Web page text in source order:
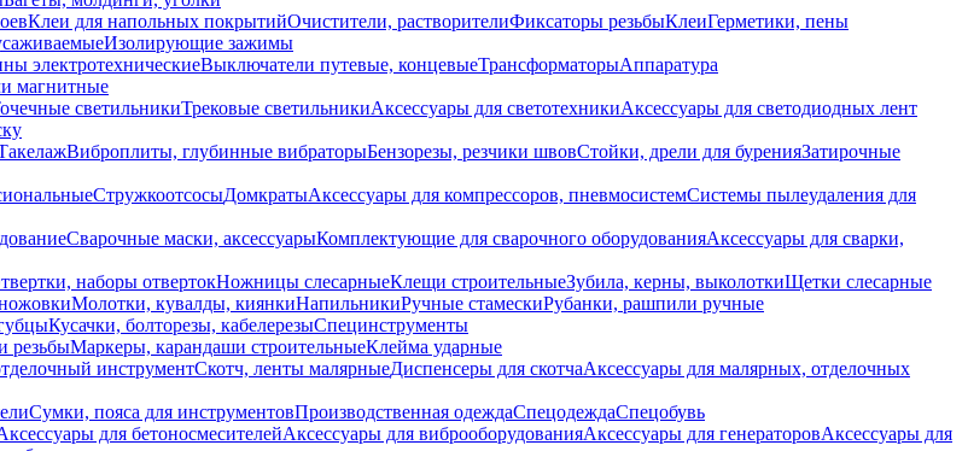
Клеи для напольных покрытийОчистители, растворителиФиксаторы резьбыКлеиГерметики, пены
Изолирующие зажимы
электротехническиеВыключатели путевые, концевыеТрансформаторыАппаратура
магнитные
светильникиТрековые светильникиАксессуары для светотехникиАксессуары для светодиодных лент
Виброплиты, глубинные вибраторыБензорезы, резчики швовСтойки, дрели для буренияЗатирочные
СтружкоотсосыДомкратыАксессуары для компрессоров, пневмосистемСистемы пылеудаления для
Сварочные маски, аксессуарыКомплектующие для сварочного оборудованияАксессуары для сварки,
наборы отвертокНожницы слесарныеКлещи строительныеЗубила, керны, выколоткиЩетки слесарные
Молотки, кувалды, киянкиНапильникиРучные стамескиРубанки, рашпили ручные
Кусачки, болторезы, кабелерезыСпецинструменты
резьбыМаркеры, карандаши строительныеКлейма ударные
инструментСкотч, ленты малярныеДиспенсеры для скотчаАксессуары для малярных, отделочных
Сумки, пояса для инструментовПроизводственная одеждаСпецодеждаСпецобувь
для бетоносмесителейАксессуары для виброоборудованияАксессуары для генераторовАксессуары для